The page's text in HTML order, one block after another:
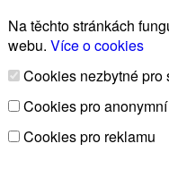
Co
Na těchto stránkách
webu. Více o cookies
Cookies nezbytné pro
Cookies pro
Cookies pro reklamu